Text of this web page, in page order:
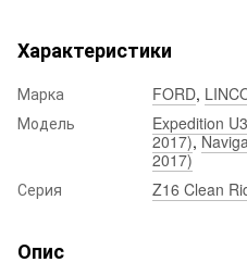
Характеристики
Марка FORD,
Модель
Expedition
2017),
2017)
Серия
Z16 Clean
Опис